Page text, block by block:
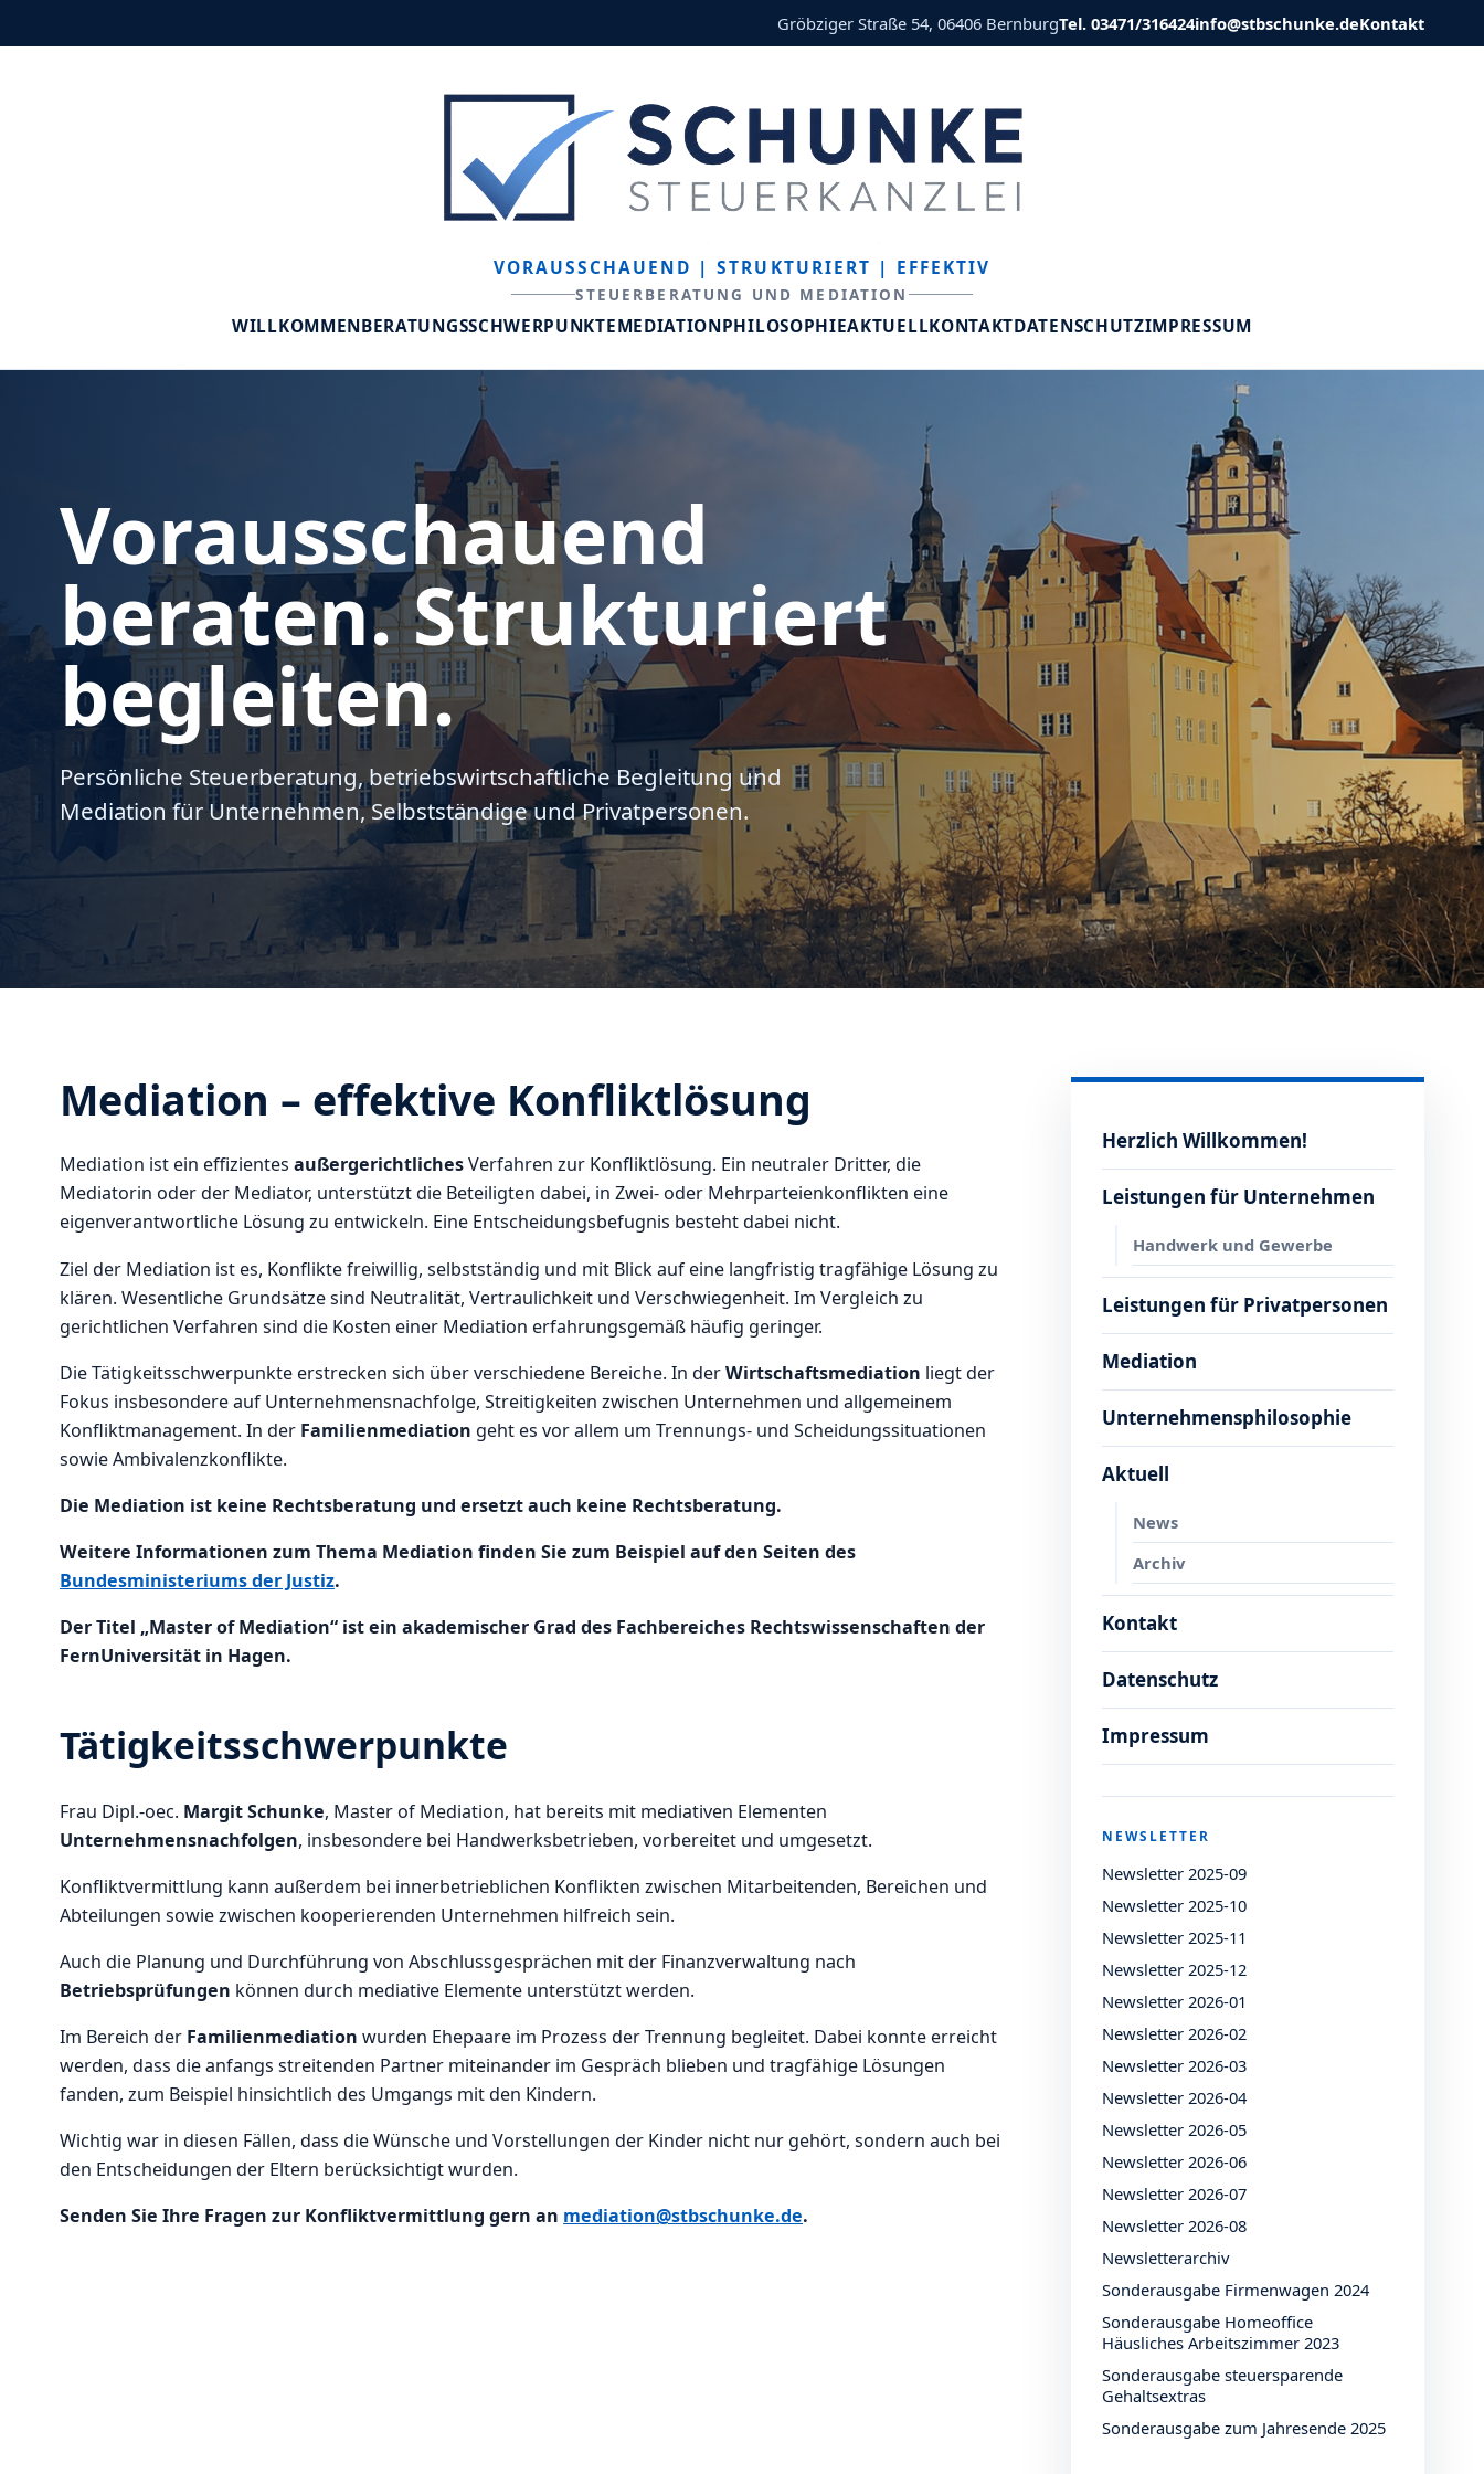
Gröbziger Straße 54, 06406 BernburgTel. 03471/316424info@stbschunke.deKontakt
VORAUSSCHAUEND | STRUKTURIERT | EFFEKTIV
STEUERBERATUNG UND MEDIATION
WILLKOMMENBERATUNGSSCHWERPUNKTEMEDIATIONPHILOSOPHIEAKTUELLKONTAKTDATENSCHUTZIMPRESSUM
Vorausschauend
beraten. Strukturiert
begleiten.
Persönliche Steuerberatung, betriebswirtschaftliche Begleitung und
Mediation für Unternehmen, Selbstständige und Privatpersonen.
Mediation – effektive Konfliktlösung
Mediation ist ein effizientes außergerichtlichesVerfahren zur Konfliktlösung. Ein neutraler Dritter, die
Mediatorin oder der Mediator, unterstützt die Beteiligten dabei, in Zwei- oder Mehrparteienkonflikten eine
eigenverantwortliche Lösung zu entwickeln. Eine Entscheidungsbefugnis besteht dabei nicht.
Ziel der Mediation ist es, Konflikte freiwillig, selbstständig und mit Blick auf eine langfristig tragfähige Lösung zu
klären. Wesentliche Grundsätze sind Neutralität, Vertraulichkeit und Verschwiegenheit. Im Vergleich zu
gerichtlichen Verfahren sind die Kosten einer Mediation erfahrungsgemäß häufig geringer.
Die Tätigkeitsschwerpunkte erstrecken sich über verschiedene Bereiche. In derWirtschaftsmediation liegt der
Fokus insbesondere auf Unternehmensnachfolge, Streitigkeiten zwischen Unternehmen und allgemeinem
Konfliktmanagement. In der Familienmediation geht es vor allem um Trennungs- und Scheidungssituationen
sowie Ambivalenzkonflikte.
Die Mediation ist keine Rechtsberatung und ersetzt auch keine Rechtsberatung.
Weitere Informationen zum Thema Mediation finden Sie zum Beispiel auf den Seiten des
Bundesministeriums der Justiz.
Der Titel „Master of Mediation“ ist ein akademischer Grad des Fachbereiches Rechtswissenschaften der
FernUniversität in Hagen.
Tätigkeitsschwerpunkte
Frau Dipl.-oec. Margit Schunke, Master of Mediation, hat bereits mit mediativen Elementen
Unternehmensnachfolgen, insbesondere bei Handwerksbetrieben, vorbereitet und umgesetzt.
Konfliktvermittlung kann außerdem bei innerbetrieblichen Konflikten zwischen Mitarbeitenden, Bereichen und
Abteilungen sowie zwischen kooperierenden Unternehmen hilfreich sein.
Auch die Planung und Durchführung von Abschlussgesprächen mit der Finanzverwaltung nach
Betriebsprüfungen können durch mediative Elemente unterstützt werden.
Im Bereich der Familienmediation wurden Ehepaare im Prozess der Trennung begleitet. Dabei konnte erreicht
werden, dass die anfangs streitenden Partner miteinander im Gespräch blieben und tragfähige Lösungen
fanden, zum Beispiel hinsichtlich des Umgangs mit den Kindern.
Wichtig war in diesen Fällen, dass die Wünsche und Vorstellungen der Kinder nicht nur gehört, sondern auch bei
den Entscheidungen der Eltern berücksichtigt wurden.
Senden Sie Ihre Fragen zur Konfliktvermittlung gern an mediation@stbschunke.de.
Herzlich Willkommen!
Leistungen für Unternehmen
Handwerk und Gewerbe
Leistungen für Privatpersonen
Mediation
Unternehmensphilosophie
Aktuell
News
Archiv
Kontakt
Datenschutz
Impressum
NEWSLETTER
Newsletter 2025-09
Newsletter 2025-10
Newsletter 2025-11
Newsletter 2025-12
Newsletter 2026-01
Newsletter 2026-02
Newsletter 2026-03
Newsletter 2026-04
Newsletter 2026-05
Newsletter 2026-06
Newsletter 2026-07
Newsletter 2026-08
Newsletterarchiv
Sonderausgabe Firmenwagen 2024
Sonderausgabe Homeoffice
Häusliches Arbeitszimmer 2023
Sonderausgabe steuersparende
Gehaltsextras
Sonderausgabe zum Jahresende 2025